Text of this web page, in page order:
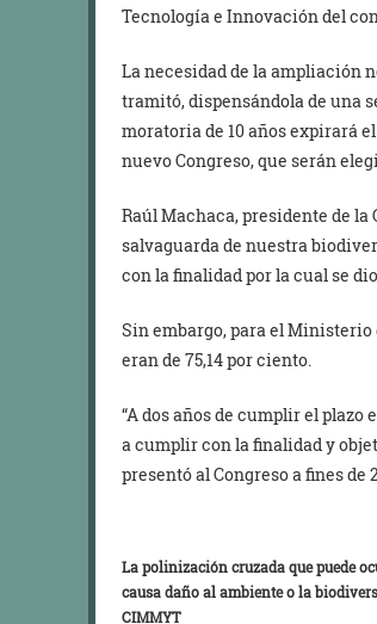
Tecnología e Innovación del
La necesidad de la ampliación
tramitó, dispensándola de una
moratoria de 10 años expirará
nuevo Congreso, que serán
Raúl Machaca, presidente de
salvaguarda de nuestra
con la finalidad por la cual se
Sin embargo, para el Ministerio
eran de 75,14 por ciento.
“A dos años de cumplir el
a cumplir con la finalidad y
presentó al Congreso a fines de
La polinización cruzada que puede
causa daño al ambiente o la
CIMMYT